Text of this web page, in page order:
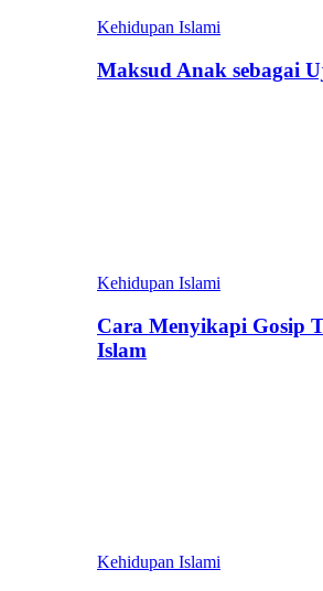
Kehidupan Islami
Maksud Anak sebagai
Kehidupan Islami
Cara Menyikapi Gosip
Islam
Kehidupan Islami